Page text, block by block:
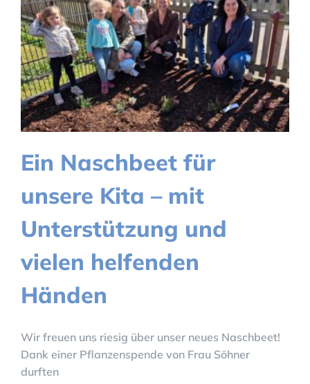
Ein Naschbeet für
unsere Kita – mit
Unterstützung und
vielen helfenden
Händen
Wir freuen uns riesig über unser neues Naschbeet!
Dank einer Pflanzenspende von Frau Söhner
durften